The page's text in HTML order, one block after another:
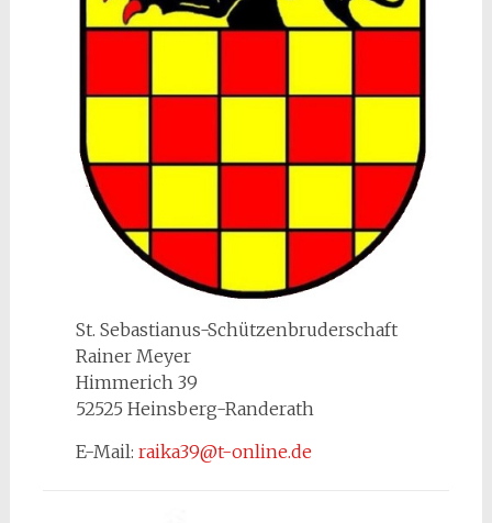
St. Sebastianus-Schützenbruderschaft
Rainer Meyer
Himmerich 39
52525 Heinsberg-Randerath
E-Mail: raika39@t-online.de